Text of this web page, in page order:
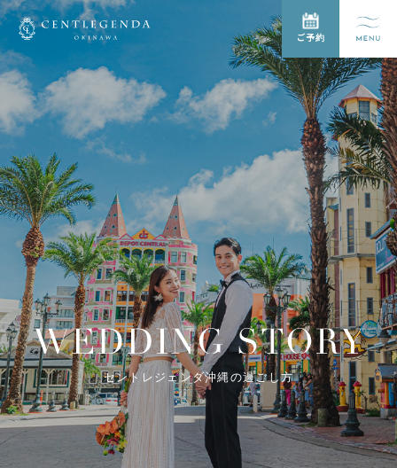
ご予約
セントレジェンダ沖縄の過ごし方